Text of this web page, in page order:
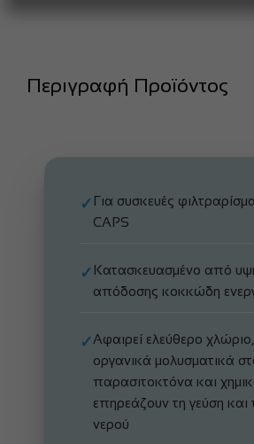
Περιγραφή Προϊόντος
✓ Για συσκευές
CAPS
✓ Κατασκευασμένο από
απόδοσης κοκκώδη
✓Αφαιρεί ελεύθερο
οργανικά μολυσματικά
παρασιτοκτόνα και
επηρεάζουν τη γεύση και
νερού